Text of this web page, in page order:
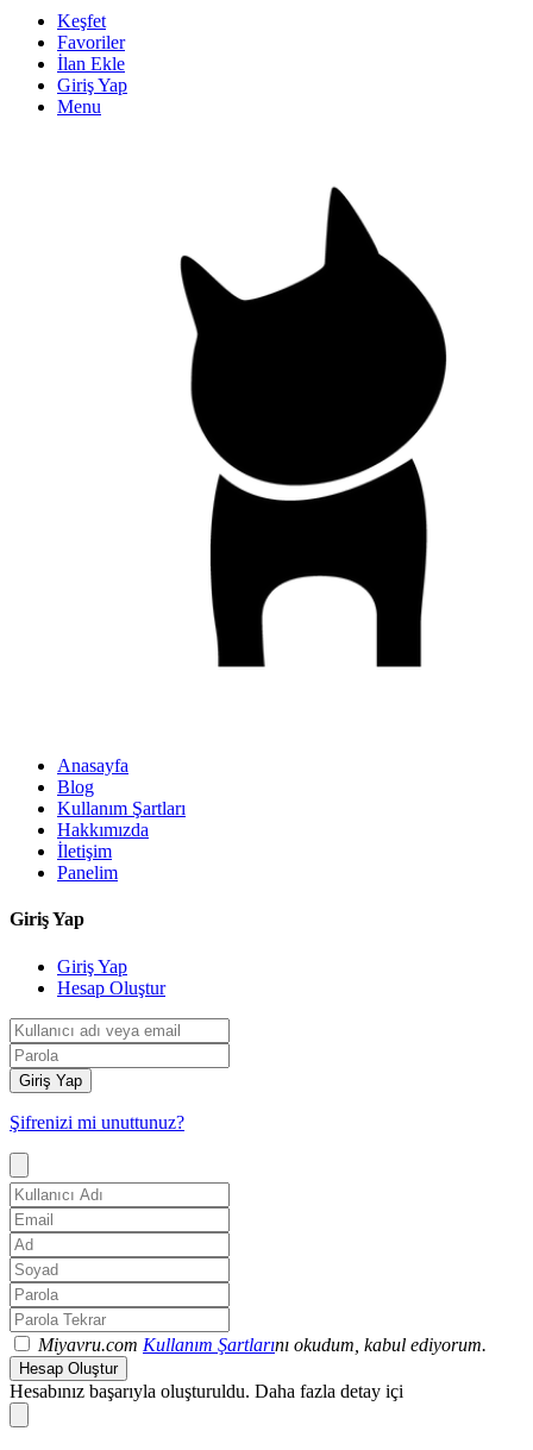
Keşfet
Favoriler
İlan Ekle
Giriş Yap
Menu
Anasayfa
Blog
Kullanım Şartları
Hakkımızda
İletişim
Panelim
Giriş Yap
Giriş Yap
Hesap Oluştur
Giriş Yap
Şifrenizi mi unuttunuz?
Miyavru.com Kullanım Şartlarını okudum, kabul ediyorum.
Hesap Oluştur
Hesabınız başarıyla oluşturuldu. Daha fazla detay içi